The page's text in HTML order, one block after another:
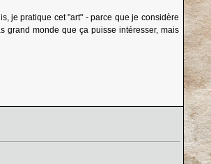
je pratique cet "art" - parce que je considère
grand monde que ça puisse intéresser, mais